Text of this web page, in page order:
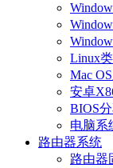
Linux
Mac
安卓
BIOS
电脑系
路由器系统
路由器